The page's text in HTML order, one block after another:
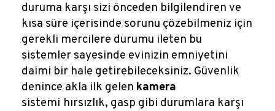
duruma karşı sizi önceden bilgilendiren ve
kısa süre içerisinde sorunu çözebilmeniz için
gerekli mercilere durumu ileten bu
sistemler sayesinde evinizin emniyetini
daimi bir hale getirebileceksiniz. Güvenlik
denince akla ilk gelen kamera
sistemi hırsızlık, gasp gibi durumlara karşı